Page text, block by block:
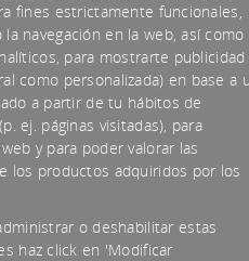
fines estrictamente funcionales,
navegación en la web, así como
para mostrarte publicidad
como personalizada) en base a
a partir de tu hábitos de
ej. páginas visitadas), para
y para poder valorar las
los productos adquiridos por los
o deshabilitar estas
haz click en 'Modificar